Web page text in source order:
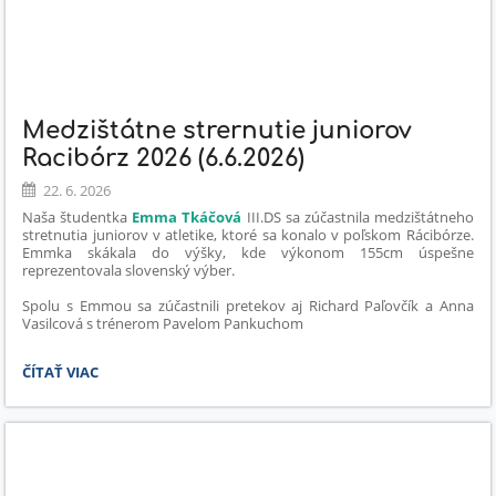
Medzištátne strernutie juniorov
Racibórz 2026 (6.6.2026)
22. 6. 2026
Naša študentka Emma Tkáčová III.DS sa zúčastnila medzištátneho
stretnutia juniorov v atletike, ktoré sa konalo v poľskom Rácibórze.
Emmka skákala do výšky, kde výkonom 155cm úspešne
reprezentovala slovenský výber.
Spolu s Emmou sa zúčastnili pretekov aj Richard Paľovčík a Anna
Vasilcová s trénerom Pavelom Pankuchom
MEDZIŠTÁTNE
JUNIOROV
ČÍTAŤ VIAC